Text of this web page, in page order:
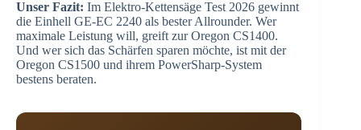
Unser Fazit: Im Elektro-Kettensäge Test 2026 gewinnt
die Einhell GE-EC 2240 als bester Allrounder. Wer
maximale Leistung will, greift zur Oregon CS1400.
Und wer sich das Schärfen sparen möchte, ist mit der
Oregon CS1500 und ihrem PowerSharp-System
bestens beraten.